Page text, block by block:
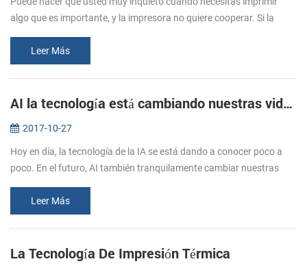
algo que es importante, y la impresora no quiere cooperar. Si la
impr...Leer Más
AI la tecnología está cambiando nuestras vidas
2017-10-27
Hoy en día, la tecnología de la IA se está dando a conocer poco a
poco. En el futuro, AI también tranquilamente cambiar nuestras
máqui...Leer Más
La Tecnología De Impresión Térmica